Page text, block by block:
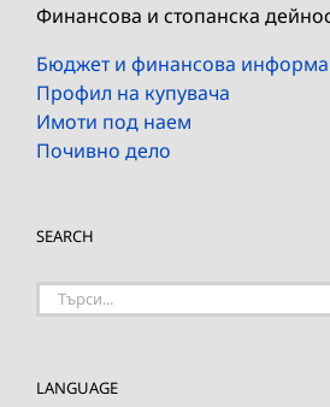
Финансова и стопанска
Бюджет и финансова
Профил на купувача
Имоти под наем
Почивно дело
SEARCH
Търсене
LANGUAGE